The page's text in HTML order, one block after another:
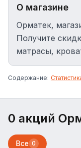
О магазине
Орматек,
Получите
матрасы,
Содержание:
0 акций
Все 0